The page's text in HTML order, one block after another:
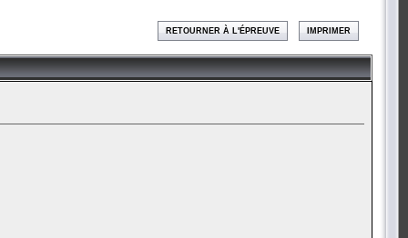
RETOURNER À L'ÉPREUVE IMPRIMER